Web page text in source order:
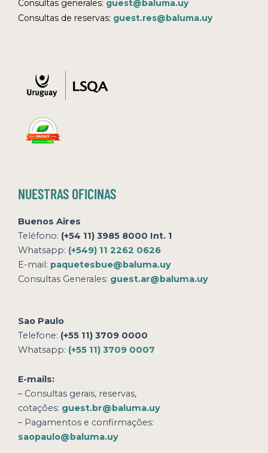
Consultas generales: guest@baluma.uy
Consultas de reservas: guest.res@baluma.uy
NUESTRAS OFICINAS
Buenos Aires
Teléfono: (+54 11) 3985 8000 Int. 1
Whatsapp: (+549) 11 2262 0626
E-mail: paquetesbue@baluma.uy
Consultas Generales: guest.ar@baluma.uy
Sao Paulo
Telefone: (+55 11) 3709 0000
Whatsapp: (+55 11) 3709 0007
E-mails:
– Consultas gerais, reservas,
cotações: guest.br@baluma.uy
– Pagamentos e confirmações:
saopaulo@baluma.uy